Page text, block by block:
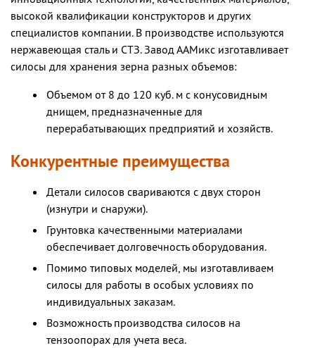
высокой квалификации конструкторов и других
специалистов компании. В производстве используются
нержавеющая сталь и СТЗ. Завод ААМикс изготавливает
силосы для хранения зерна разных объемов:
Объемом от 8 до 120 куб. м с конусовидным
днищем, предназначенные для
перерабатывающих предприятий и хозяйств.
Конкурентные преимущества
Детали силосов свариваются с двух сторон
(изнутри и снаружи).
Грунтовка качественными материалами
обеспечивает долговечность оборудования.
Помимо типовых моделей, мы изготавливаем
силосы для работы в особых условиях по
индивидуальных заказам.
Возможность производства силосов на
тензоопорах для учета веса.